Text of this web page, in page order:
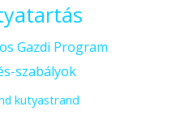
Gazdi Program
szabályok
kutyastrand